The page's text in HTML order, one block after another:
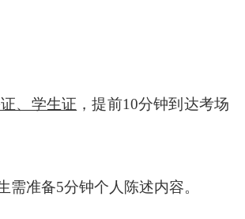
、学生证 ，提前10分钟到达考场
准备5分钟个人陈述内容。